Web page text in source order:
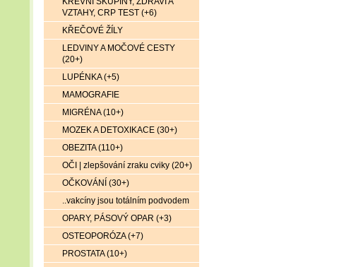
VZTAHY, CRP TEST (+6)
KŘEČOVÉ ŽÍLY
LEDVINY A MOČOVÉ CESTY
(20+)
LUPÉNKA (+5)
MAMOGRAFIE
MIGRÉNA (10+)
MOZEK A DETOXIKACE (30+)
OBEZITA (110+)
OČI | zlepšování zraku cviky (20+)
OČKOVÁNÍ (30+)
..vakcíny jsou totálním podvodem
OPARY, PÁSOVÝ OPAR (+3)
OSTEOPORÓZA (+7)
PROSTATA (10+)